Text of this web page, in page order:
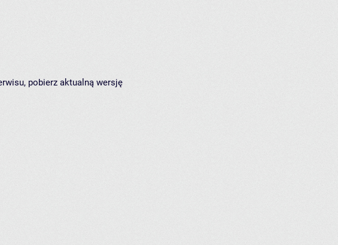
pobierz aktualną wersję